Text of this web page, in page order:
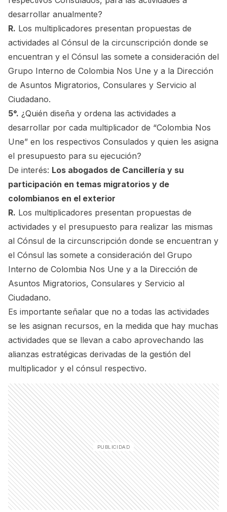
desarrollar anualmente?
R. Los multiplicadores presentan propuestas de
actividades al Cónsul de la circunscripción donde se
encuentran y el Cónsul las somete a consideración del
Grupo Interno de Colombia Nos Une y a la Dirección
de Asuntos Migratorios, Consulares y Servicio al
Ciudadano.
5°. ¿Quién diseña y ordena las actividades a
desarrollar por cada multiplicador de “Colombia Nos
Une” en los respectivos Consulados y quien les asigna
el presupuesto para su ejecución?
De interés: Los abogados de Cancillería y su
participación en temas migratorios y de
colombianos en el exterior
R. Los multiplicadores presentan propuestas de
actividades y el presupuesto para realizar las mismas
al Cónsul de la circunscripción donde se encuentran y
el Cónsul las somete a consideración del Grupo
Interno de Colombia Nos Une y a la Dirección de
Asuntos Migratorios, Consulares y Servicio al
Ciudadano.
Es importante señalar que no a todas las actividades
se les asignan recursos, en la medida que hay muchas
actividades que se llevan a cabo aprovechando las
alianzas estratégicas derivadas de la gestión del
multiplicador y el cónsul respectivo.